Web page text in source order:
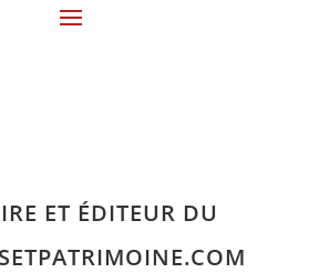
ET ÉDITEUR DU